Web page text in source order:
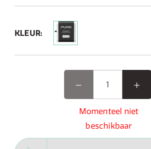
KLEUR:
Momenteel niet
beschikbaar